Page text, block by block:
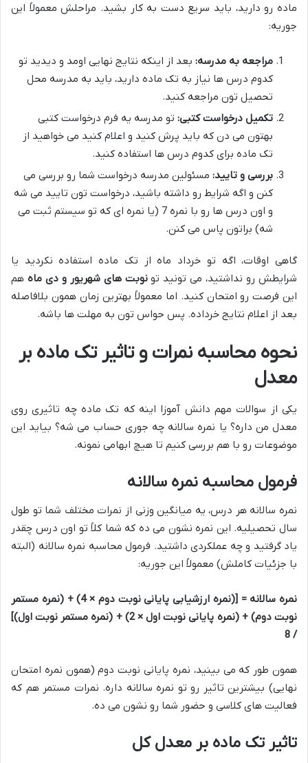
ماده رو دارید، باید سریع دست به کار بشید. مراحلش معمولاً این
جوریه:
مراجعه به مدرسه: بعد از اینکه نتایج نهایی اومد و دیدید تو
کدوم درس ها نیاز به تک ماده دارید، باید به مدرسه محل
تحصیل تون مراجعه کنید.
تکمیل درخواست کتبی: تو مدرسه یه فرم درخواست کتبی
بهتون می دن که باید پرش کنید و اعلام کنید می خواهید از
تک ماده برای کدوم درس ها استفاده کنید.
بررسی و تایید: مسئولین مدرسه درخواست شما رو بررسی می
کنن و اگه شرایط رو داشته باشید، درخواست تون تایید می شه
و اون درس ها رو با نمره 7 (یا نمره ای که تو سیستم ثبت می
شه) براتون پاس می کنن.
گاهی اوقات، اگه تو خرداد ماه از تک ماده استفاده نکردید یا
شرایطش رو نداشتید، می تونید تونوبت های شهریور و دی ماه هم
این فرصت رو امتحان کنید. اما معمولاً بهترین زمان همون بلافاصله
بعد از اعلام نتایج خرداده. پس حواس تون به مهلت ها باشه.
نحوه محاسبه نمرات و تاثیر تک ماده بر
معدل
یکی از سوالات مهم دانش آموزا اینه که تک ماده چه تاثیری روی
معدل من داره؟ یا نمره سالانه چه جوری حساب می شه؟ بیاید این
موضوعات رو با هم بررسی کنیم تا هیچ ابهامی نمونه.
فرمول محاسبه نمره سالانه
نمره سالانه هر درس، یه میانگین وزنی از نمرات مختلف شما تو طول
سال تحصیلیه. این نمره نشون می ده که شما کلاً تو اون درس چقدر
یاد گرفتید و چه عملکردی داشتید. فرمول محاسبه نمره سالانه (البته
با جزئیات کاملش) معمولاً این جوریه:
نمره سالانه = [(نمره ارزشیابی پایانی نوبت دوم × 4) + (نمره مستمر
نوبت دوم) + (نمره پایانی نوبت اول × 2) + (نمره مستمر نوبت اول)]
/ 8
همون طور که می بینید، نمره پایانی نوبت دوم (همون نمره امتحان
نهایی) بیشترین تاثیر رو تو نمره سالانه داره. نمرات مستمر هم که
فعالیت های کلاسی و حضور شما رو نشون می ده.
تاثیر تک ماده بر معدل کل